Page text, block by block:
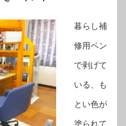
暮らし補
修用ペン
で剥げて
いる、も
とい色が
塗られて